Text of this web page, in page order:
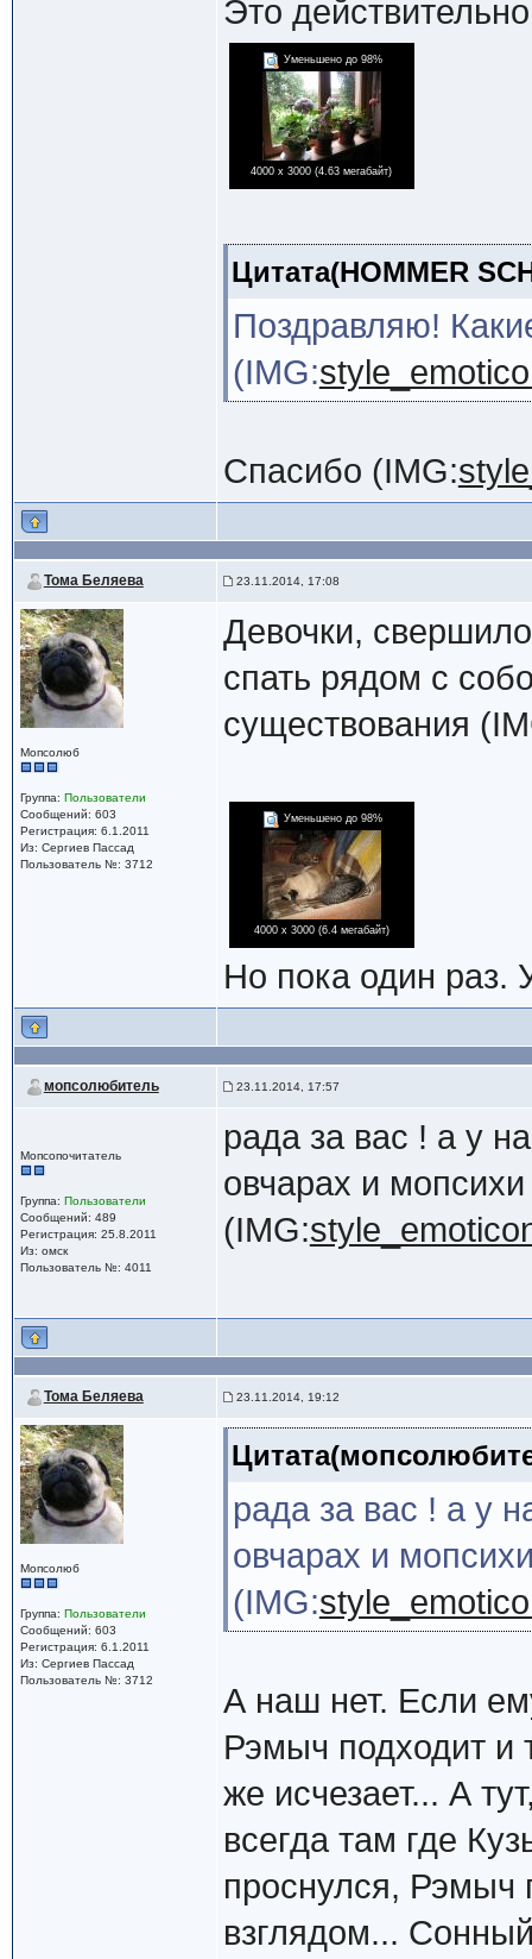
Это
Уменьшено до 98%
4000 x 3000 (4.63 мегабайт)
Цитата(HOMMER
Поздравляю!
(IMG:
Спасибо (IMG:
Тома Беляева 23.11.2014, 17:08
Мопсолюб
Группа: Пользователи
Сообщений: 603
Регистрация: 6.1.2011
Из: Сергиев Пассад
Пользователь №: 3712
Девочки,
спать рядом с
существования
Уменьшено до 98%
4000 x 3000 (6.4 мегабайт)
Но пока один
мопсолюбитель 23.11.2014, 17:57
Мопсопочитатель
Группа: Пользователи
Сообщений: 489
Регистрация: 25.8.2011
Из: омск
Пользователь №: 4011
рада за вас ! а у
овчарах и
(IMG:
Тома Беляева 23.11.2014, 19:12
Мопсолюб
Группа: Пользователи
Сообщений: 603
Регистрация: 6.1.2011
Из: Сергиев Пассад
Пользователь №: 3712
рада за вас ! а у
овчарах и
(IMG:
А наш нет. Если
Рэмыч подходит и
же исчезает... А
всегда там где
проснулся, Рэмыч
взглядом...